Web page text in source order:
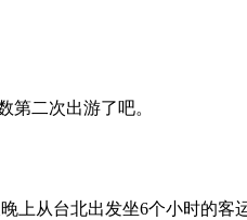
二次出游了吧。
上从台北出发坐6个小时的客